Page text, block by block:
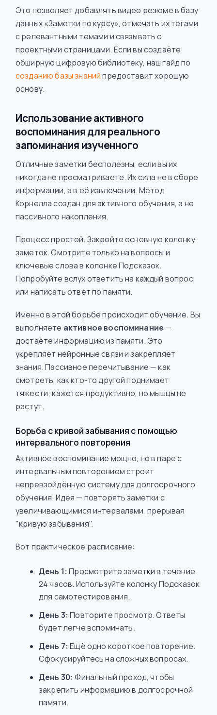
Это позволяет добавлять видео резюме в базу
данных «Заметки по курсу», отмечать их тегами
с релевантными темами и связывать с
проектными страницами. Если вы создаёте
обширную цифровую библиотеку, наш гайд по
созданию базы знанийпредоставит хорошую
основу.
Использование активного
воспоминания для реального
запоминания изученного
Отличные заметки бесполезны, если вы их
никогда не просматриваете. Их сила не в сборе
информации, а в её извлечении. Метод
Корнелла создан для активного обучения, а не
пассивного накопления.
Процесс простой. Закройте основную колонку
заметок. Смотрите только на вопросы и
ключевые слова в колонке Подсказок.
Попробуйте вслух ответить на каждый вопрос
или написать ответ по памяти.
Именно в этой борьбе происходит обучение. Вы
выполняете активное воспоминание —
достаёте информацию из памяти. Это
укрепляет нейронные связи и закрепляет
знания. Пассивное перечитывание — как
смотреть, как кто-то другой поднимает
тяжести; кажется продуктивно, но мышцы не
растут.
Борьба с кривой забывания с помощью
интервального повторения
Активное воспоминание мощно, но в паре с
интервальным повторением строит
непревзойдённую систему для долгосрочного
обучения. Идея — повторять заметки с
увеличивающимися интервалами, прерывая
"кривую забывания".
Вот практическое расписание:
День 1: Просмотрите заметки в течение
24 часов. Используйте колонку Подсказок
для самотестирования.
День 3: Повторите просмотр. Ответы
будет легче вспоминать.
День 7: Ещё одно короткое повторение.
Сфокусируйтесь на сложных вопросах.
День 30: Финальный проход, чтобы
закрепить информацию в долгосрочной
памяти.